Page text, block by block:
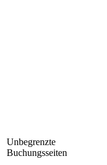
Unbegrenzte
Buchungsseiten